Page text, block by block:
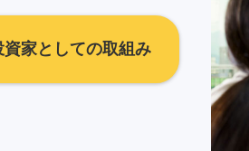
家としての取組み